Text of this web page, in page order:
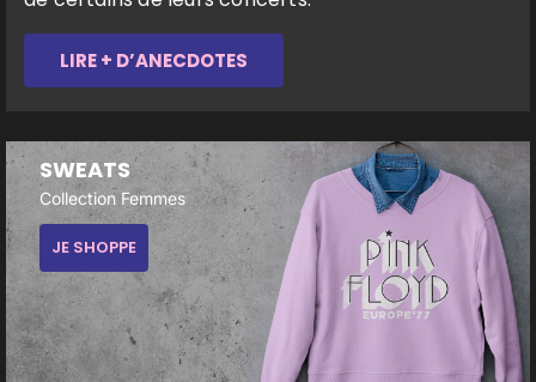
LIRE + D’ANECDOTES
SWEATS
Collection Femmes
JE SHOPPE